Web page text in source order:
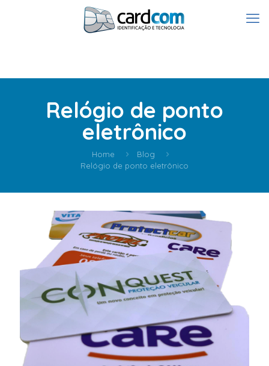
Relógio de ponto
eletrônico
Home
Blog
Relógio de ponto eletrônico